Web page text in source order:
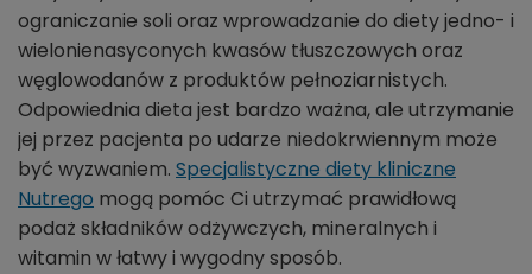
ograniczanie soli oraz wprowadzanie do diety jedno- i
wielonienasyconych kwasów tłuszczowych oraz
węglowodanów z produktów pełnoziarnistych.
Odpowiednia dieta jest bardzo ważna, ale utrzymanie
jej przez pacjenta po udarze niedokrwiennym może
być wyzwaniem. Specjalistyczne diety kliniczne
Nutrego mogą pomóc Ci utrzymać prawidłową
podaż składników odżywczych, mineralnych i
witamin w łatwy i wygodny sposób.